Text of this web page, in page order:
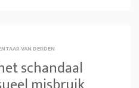
VAN DERDEN
schandaal